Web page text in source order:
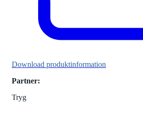
Download produktinformation
Partner:
Tryg